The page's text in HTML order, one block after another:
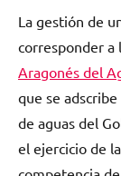
La gestión de
corresponder a
Aragonés del
que se
de aguas del
el ejercicio de